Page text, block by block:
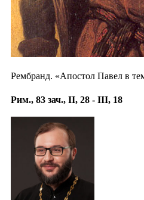
Рембранд. «Апостол Павел в
Рим., 83 зач., II, 28 - III, 18